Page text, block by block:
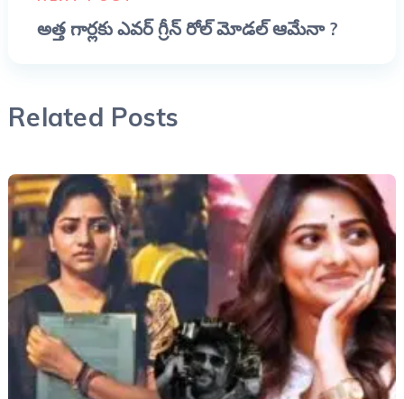
అత్త గార్లకు ఎవర్ గ్రీన్ రోల్ మోడల్ ఆమేనా ?
Related Posts